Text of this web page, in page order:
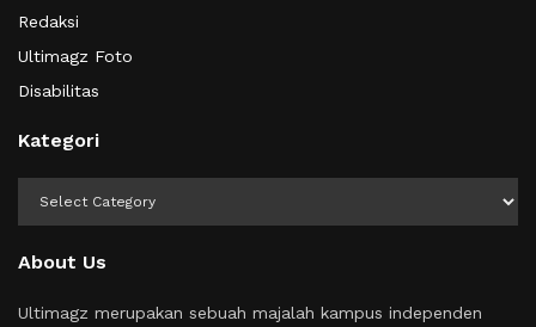
Redaksi
Ultimagz Foto
Disabilitas
Kategori
About Us
Ultimagz merupakan sebuah majalah kampus independen